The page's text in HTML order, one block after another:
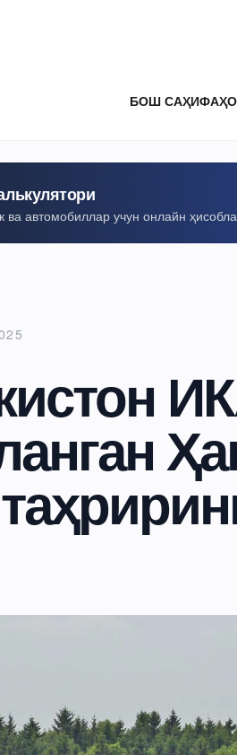
БОШ САҲИФА
ва автомобиллар учун онлайн